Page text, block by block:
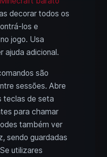
decorar todos os
e
jogo. Usa
ajuda adicional.
são
sessões. Abre
teclas de seta
para chamar
também ver
sendo guardadas
utilizares